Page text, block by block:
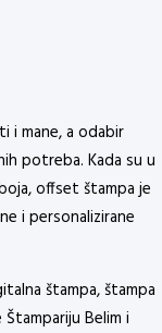
i mane, a odabir
potreba. Kada su u
offset štampa je
i personalizirane
štampa, štampa
Belim i